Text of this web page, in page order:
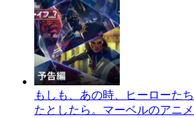
もしも、あの時、ヒーローた
たとしたら。マーベルのアニ